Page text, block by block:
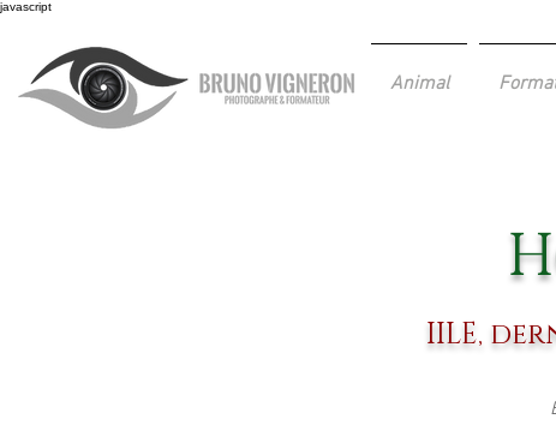
javascript
Animal
IILE,